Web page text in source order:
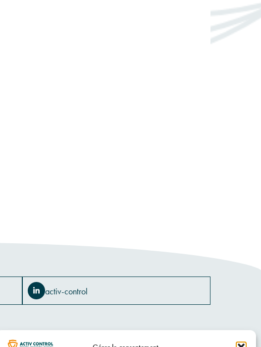
activ-control